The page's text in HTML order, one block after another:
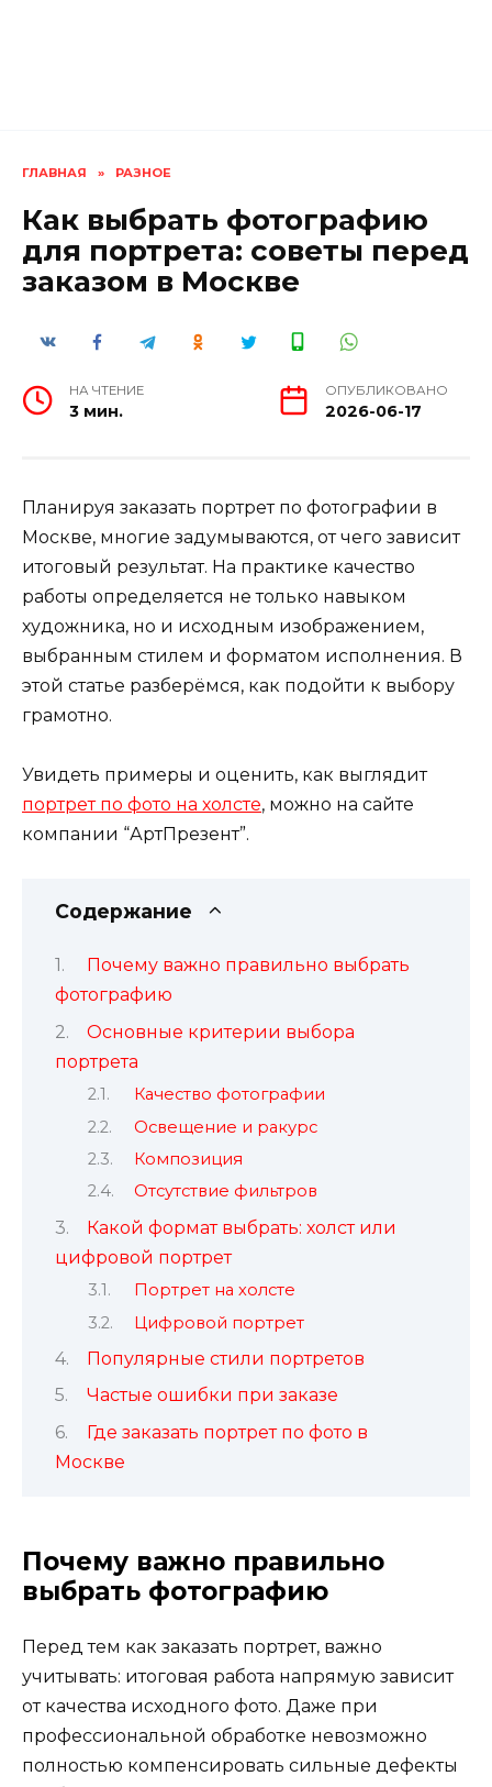
ГЛАВНАЯ » РАЗНОЕ
Как выбрать фотографию
для портрета: советы перед
заказом в Москве
НА ЧТЕНИЕ
3 мин.
ОПУБЛИКОВАНО
2026-06-17
Планируя заказать портрет по фотографии в
Москве, многие задумываются, от чего зависит
итоговый результат. На практике качество
работы определяется не только навыком
художника, но и исходным изображением,
выбранным стилем и форматом исполнения. В
этой статье разберёмся, как подойти к выбору
грамотно.
Увидеть примеры и оценить, как выглядит
портрет по фото на холсте, можно на сайте
компании “АртПрезент”.
Содержание
Почему важно правильно выбрать
фотографию
Основные критерии выбора
портрета
Качество фотографии
Освещение и ракурс
Композиция
Отсутствие фильтров
Какой формат выбрать: холст или
цифровой портрет
Портрет на холсте
Цифровой портрет
Популярные стили портретов
Частые ошибки при заказе
Где заказать портрет по фото в
Москве
Почему важно правильно
выбрать фотографию
Перед тем как заказать портрет, важно
учитывать: итоговая работа напрямую зависит
от качества исходного фото. Даже при
профессиональной обработке невозможно
полностью компенсировать сильные дефекты